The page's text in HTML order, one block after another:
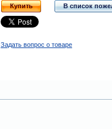
Купить В список
Задать вопрос о товаре